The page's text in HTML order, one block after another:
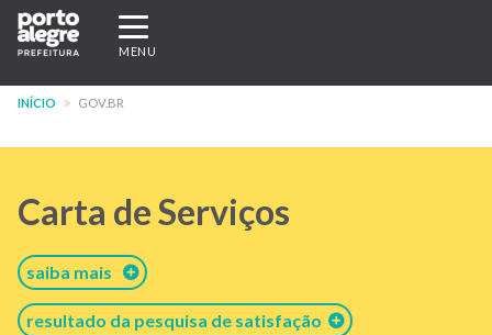
Pular
para
conteúdo
Expandir/recolher
navegação
MENU
INÍCIO GOV.BR
Carta de Serviços
saiba mais
resultado da pesquisa de satisfação